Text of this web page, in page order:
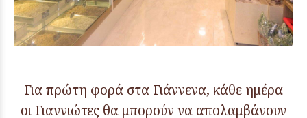
Για πρώτη φορά στα Γιάννενα, κάθε ημέρα
οι Γιαννιώτες θα μπορούν να απολαμβάνουν